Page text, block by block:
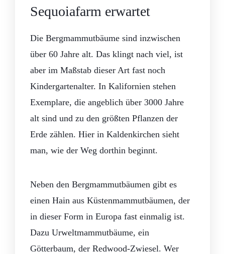
Sequoiafarm erwartet
Die Bergmammutbäume sind inzwischen
über 60 Jahre alt. Das klingt nach viel, ist
aber im Maßstab dieser Art fast noch
Kindergartenalter. In Kalifornien stehen
Exemplare, die angeblich über 3000 Jahre
alt sind und zu den größten Pflanzen der
Erde zählen. Hier in Kaldenkirchen sieht
man, wie der Weg dorthin beginnt.
Neben den Bergmammutbäumen gibt es
einen Hain aus Küstenmammutbäumen, der
in dieser Form in Europa fast einmalig ist.
Dazu Urweltmammutbäume, ein
Götterbaum, der Redwood-Zwiesel. Wer